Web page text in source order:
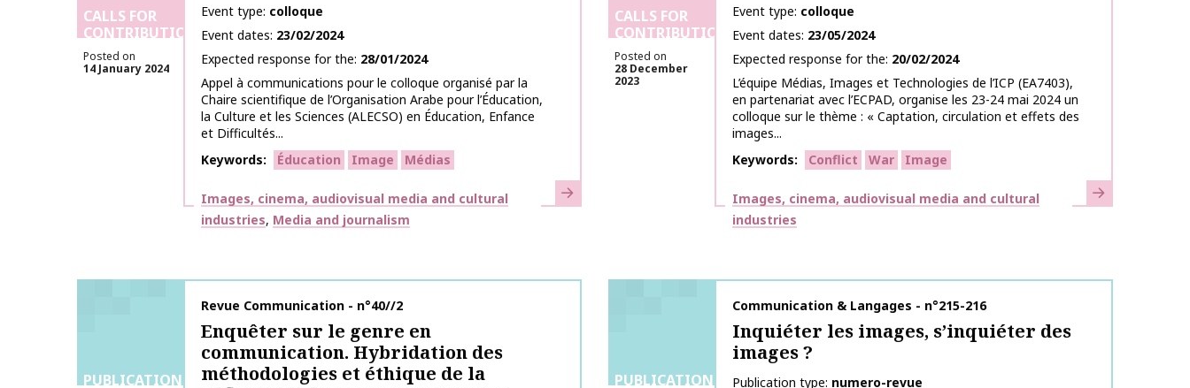
CALLS FOR
CONTRIBUTIONS
Posted on
14 January 2024
Event type colloque
Event dates 23/02/2024
Expected response for the 28/01/2024
Appel à communications pour le colloque organisé par la
Chaire scientifique de l’Organisation Arabe pour l’Éducation,
la Culture et les Sciences (ALECSO) en Éducation, Enfance
et Difficultés...
Keywords
Éducation Image Médias
Themes
Images, cinema, audiovisual media and cultural
industries Media and journalism
Learn more
CALLS FOR
CONTRIBUTIONS
Posted on
28 December
2023
Event type colloque
Event dates 23/05/2024
Expected response for the 20/02/2024
L’équipe Médias, Images et Technologies de l’ICP (EA7403),
en partenariat avec l’ECPAD, organise les 23-24 mai 2024 un
colloque sur le thème : « Captation, circulation et effets des
images...
Keywords
Conflict War Image
Themes
Images, cinema, audiovisual media and cultural
industries
Learn more
PUBLICATIONS
Publication name
Revue Communication - n°40//2
Enquêter sur le genre en
communication. Hybridation des
méthodologies et éthique de la
PUBLICATIONS
Publication name
Communication & Langages - n°215-216
Inquiéter les images, s’inquiéter des
images ?
Publication type numero-revue